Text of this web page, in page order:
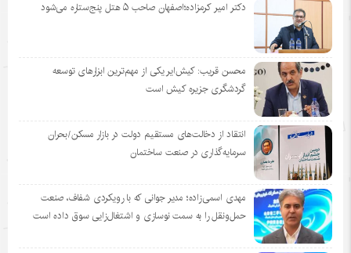
دکتر امیر کرمزاده؛اصفهان صاحب ۵ هتل پنج‌ستاره می‌شود
محسن قریب: کیش‌ایر یکی از مهم‌ترین ابزارهای توسعه
گردشگری جزیره کیش است
انتقاد از دخالت‌های مستقیم دولت در بازار مسکن/بحران
سرمایه‌گذاری در صنعت ساختمان
مهدی اسمی‌زاده؛ مدیر جوانی که با رویکردی شفاف، صنعت
حمل‌ونقل را به سمت نوسازی و اشتغال‌زایی سوق داده است